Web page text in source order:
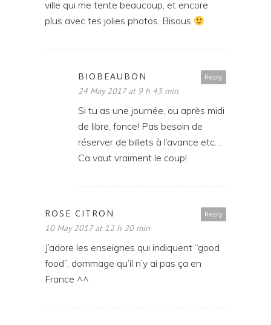
ville qui me tente beaucoup, et encore
plus avec tes jolies photos. Bisous
Reply
BIOBEAUBON
24 May 2017 at 9 h 43 min
Si tu as une journée, ou après midi
de libre, fonce! Pas besoin de
réserver de billets à l’avance etc…
Ca vaut vraiment le coup!
Reply
ROSE CITRON
10 May 2017 at 12 h 20 min
J’adore les enseignes qui indiquent “good
food”, dommage qu’il n’y ai pas ça en
France ^^